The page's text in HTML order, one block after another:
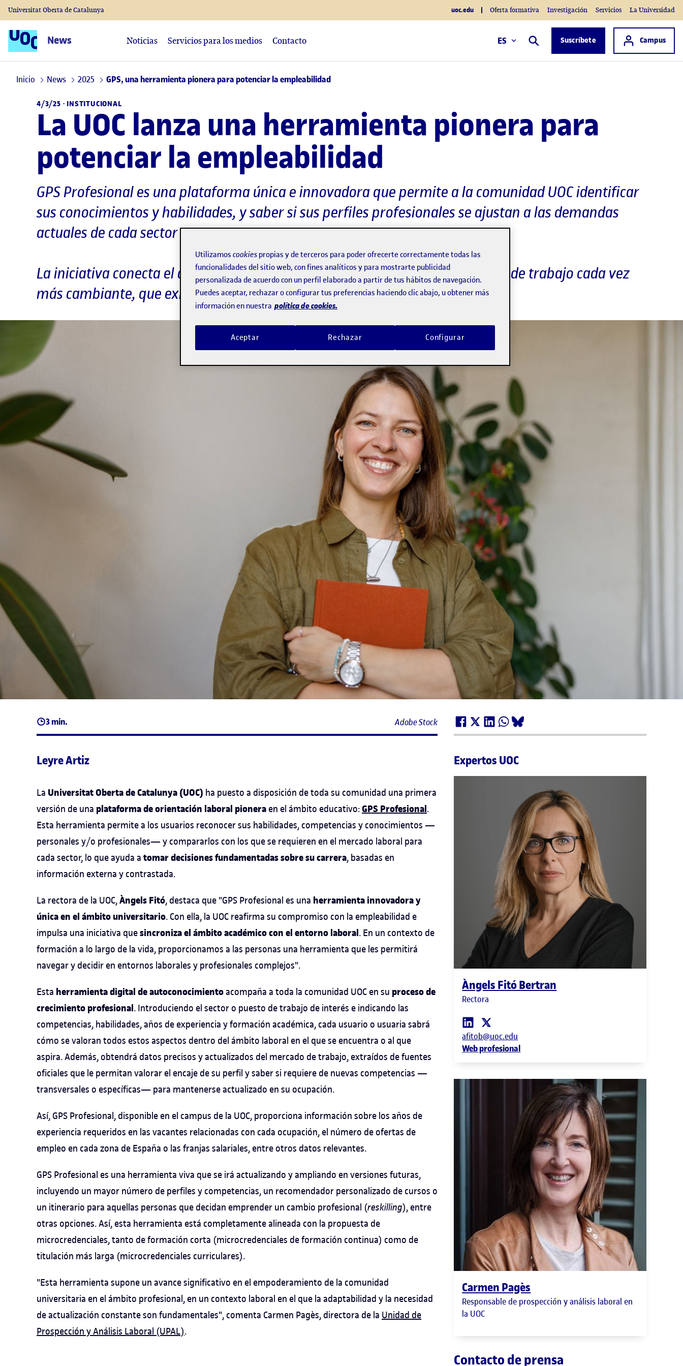
News Buscar Suscríbete Acceso a
Campus
Noticias Servicios para los medios Contacto ES
Universitat Oberta de Catalunya uoc.edu Oferta formativa Investigación Servicios La Universidad
Inicio News 2025 GPS, una herramienta pionera para potenciar la empleabilidad
4/3/25 · INSTITUCIONAL
La UOC lanza una herramienta pionera para
potenciar la empleabilidad
GPS Profesional es una plataforma única e innovadora que permite a la comunidad UOC identificar
sus conocimientos y habilidades, y saber si sus perfiles profesionales se ajustan a las demandas
actuales de cada sector
La iniciativa conecta el ámbito académico con las necesidades de un mercado de trabajo cada vez
más cambiante, que exige fomentar la formación continua
3 min. Adobe Stock
Leyre Artiz
La Universitat Oberta de Catalunya (UOC) ha puesto a disposición de toda su comunidad una primera
versión de una plataforma de orientación laboral pionera en el ámbito educativo:GPS Profesional.
Esta herramienta permite a los usuarios reconocer sus habilidades, competencias y conocimientos —
personales y/o profesionales— y compararlos con los que se requieren en el mercado laboral para
cada sector, lo que ayuda a tomar decisiones fundamentadas sobre su carrera, basadas en
información externa y contrastada.
La rectora de la UOC,Àngels Fitó, destaca que "GPS Profesional es una herramienta innovadora y
única en el ámbito universitario. Con ella, la UOC reafirma su compromiso con la empleabilidad e
impulsa una iniciativa quesincroniza el ámbito académico con el entorno laboral. En un contexto de
formación a lo largo de la vida, proporcionamos a las personas una herramienta que les permitirá
navegar y decidir en entornos laborales y profesionales complejos".
Esta herramienta digital de autoconocimientoacompaña a toda la comunidad UOC en su proceso de
crecimiento profesional. Introduciendo el sector o puesto de trabajo de interés e indicando las
competencias, habilidades, años de experiencia y formación académica, cada usuario o usuaria sabrá
cómo se valoran todos estos aspectos dentro del ámbito laboral en el que se encuentra o al que
aspira. Además, obtendrá datos precisos y actualizados del mercado de trabajo, extraídos de fuentes
oficiales que le permitan valorar el encaje de su perfil y saber si requiere de nuevas competencias —
transversales o específicas— para mantenerse actualizado en su ocupación.
Así, GPS Profesional, disponible en el campus de la UOC, proporciona información sobre los años de
experiencia requeridos en las vacantes relacionadas con cada ocupación, el número de ofertas de
empleo en cada zona de España o las franjas salariales, entre otros datos relevantes.
GPS Profesional es una herramienta viva que se irá actualizando y ampliando en versiones futuras,
incluyendo un mayor número de perfiles y competencias, un recomendador personalizado de cursos o
un itinerario para aquellas personas que decidan emprender un cambio profesional (reskilling), entre
otras opciones. Así, esta herramienta está completamente alineada con la propuesta de
microcredenciales, tanto de formación corta (microcredenciales de formación continua) como de
titulación más larga (microcredenciales curriculares).
"Esta herramienta supone un avance significativo en el empoderamiento de la comunidad
universitaria en el ámbito profesional, en un contexto laboral en el que la adaptabilidad y la necesidad
de actualización constante son fundamentales", comenta Carmen Pagès, directora de la Unidad de
Prospección y Análisis Laboral (UPAL).
Expertos UOC
Àngels Fitó Bertran
Rectora
afitob@uoc.edu
Web profesional
Carmen Pagès
Responsable de prospección y análisis laboral en
la UOC
Contacto de prensa
Utilizamos cookies propias y de terceros para poder ofrecerte correctamente todas las
funcionalidades del sitio web, con fines analíticos y para mostrarte publicidad
personalizada de acuerdo con un perfil elaborado a partir de tus hábitos de navegación.
Puedes aceptar, rechazar o configurar tus preferencias haciendo clic abajo, u obtener más
información en nuestra política de cookies.
Rechazar
Aceptar Configurar